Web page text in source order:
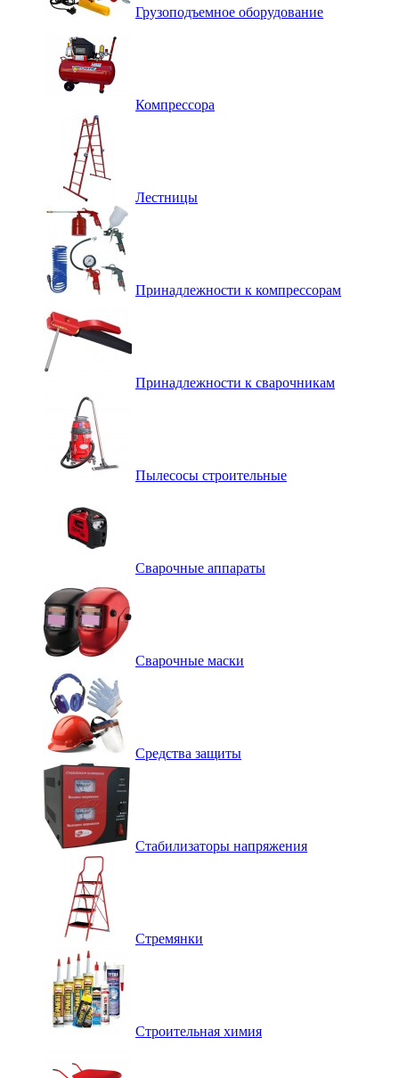
Грузоподъемное оборудование
Компрессора
Лестницы
Принадлежности к компрессорам
Принадлежности к сварочникам
Пылесосы строительные
Сварочные аппараты
Сварочные маски
Средства защиты
Стабилизаторы напряжения
Стремянки
Строительная химия